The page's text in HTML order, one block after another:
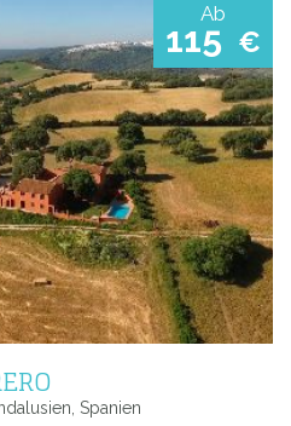
Ab
115 €
Spanien